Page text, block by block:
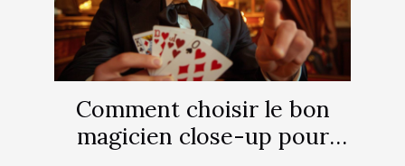
Comment choisir le bon
magicien close-up pour